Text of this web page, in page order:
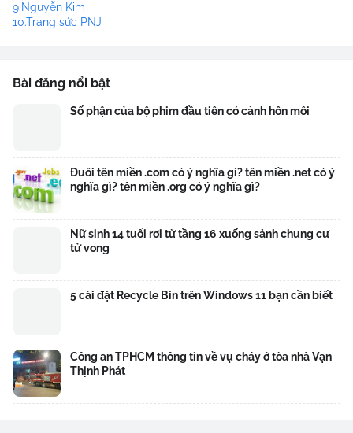
9.Nguyễn Kim
10.Trang sức PNJ
Bài đăng nổi bật
Số phận của bộ phim đầu tiên có cảnh hôn môi
Đuôi tên miền .com có ý nghĩa gì? tên miền .net có ý
nghĩa gì? tên miền .org có ý nghĩa gì?
Nữ sinh 14 tuổi rơi từ tầng 16 xuống sảnh chung cư
tử vong
5 cài đặt Recycle Bin trên Windows 11 bạn cần biết
Công an TPHCM thông tin về vụ cháy ở tòa nhà Vạn
Thịnh Phát